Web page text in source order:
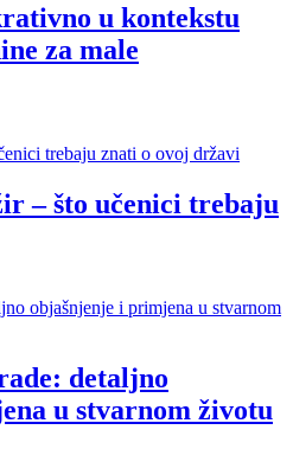
u kontekstu
za male
– što učenici trebaju
detaljno
u stvarnom životu